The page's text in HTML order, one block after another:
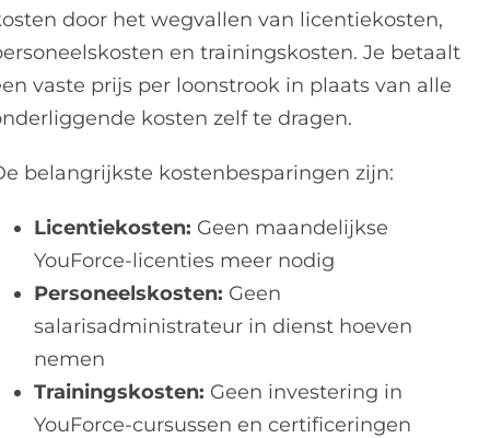
door het wegvallen van licentiekosten,
en trainingskosten. Je betaalt
vaste prijs per loonstrook in plaats van alle
kosten zelf te dragen.
belangrijkste kostenbesparingen zijn:
Licentiekosten: Geen maandelijkse
YouForce-licenties meer nodig
Personeelskosten: Geen
salarisadministrateur in dienst hoeven
nemen
Trainingskosten: Geen investering in
YouForce-cursussen en certificeringen